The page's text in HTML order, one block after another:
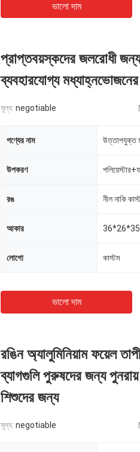
ভালো দাম
প্রাপ্তবয়স্কদের জলরোধী
ব্যবহারযোগ্য
মূল্য: negotiable
পণ্যের নাম উত্তাপযুক্ত
উপকরণ
রঙ নীল নাকি
আকার
লোগো কাস্টম
ভালো দাম
রঙিন অ্যালুমিনিয়াম ফয়েল
ব্যাগগুলি পুরুষদের জন্য
শিশুদের জন্য
মূল্য: negotiable